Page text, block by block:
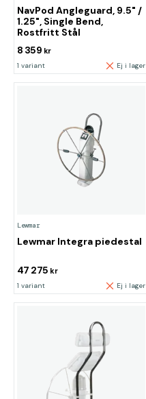
NavPod Angleguard, 9.5" /
1.25", Single Bend,
Rostfritt Stål
8 359 kr
1 variant Ej i lager
Lewmar
Lewmar Integra piedestal
47 275 kr
1 variant Ej i lager